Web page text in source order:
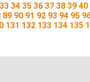
33 34 35 36 37 38 39 40
89 90 91 92 93 94 95
131 132 133 134 135